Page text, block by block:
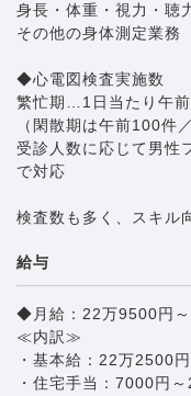
身長・体重・視力・聴
その他の身体測定業務
◆心電図検査実施数
繁忙期…1日当たり午
（閑散期は午前100件
受診人数に応じて男性
で対応
検査数も多く、スキル
給与
◆月給：22万9500円
≪内訳≫
・基本給：22万2500
・住宅手当：7000円